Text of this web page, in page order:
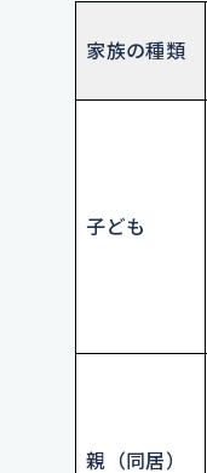
家族の種類
子ども
親（同居）